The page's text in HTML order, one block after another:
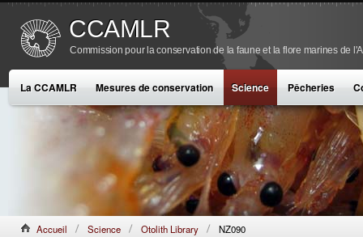
CCAMLR
Commission pour la conservation de la faune et la flore marines de
La CCAMLR Mesures de conservation Science Pêcheries
Accueil Science Otolith Library NZ090